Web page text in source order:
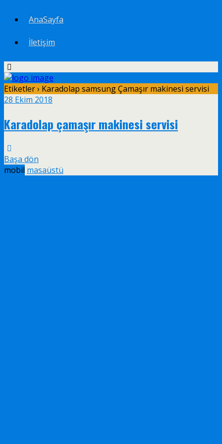
AnaSayfa
İletişim
Etiketler › Karadolap samsung Çamaşır makinesi servisi
28 Ekim 2018
Karadolap çamaşır makinesi servisi
Başa dön
mobil masaüstü